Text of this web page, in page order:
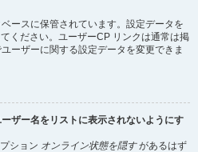
ースに保管されています。設定データを
ください。ユーザーCP リンクは通常は掲
ーザーに関する設定データを変更できま
ザー名をリストに表示されないようにす
ション オンライン状態を隠すがあるはず